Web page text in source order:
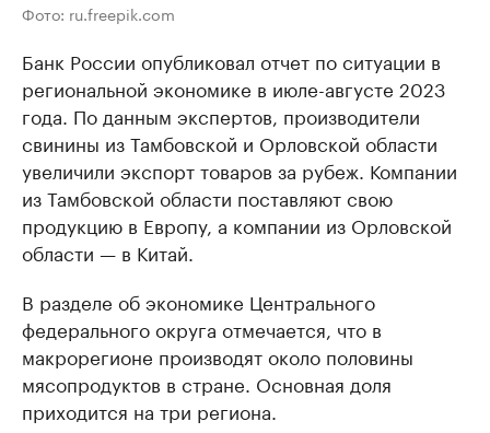
Фото: ru.freepik.com
Банк России опубликовал отчет по ситуации в
региональной экономике в июле-августе 2023
года. По данным экспертов, производители
свинины из Тамбовской и Орловской области
увеличили экспорт товаров за рубеж. Компании
из Тамбовской области поставляют свою
продукцию в Европу, а компании из Орловской
области — в Китай.
В разделе об экономике Центрального
федерального округа отмечается, что в
макрорегионе производят около половины
мясопродуктов в стране. Основная доля
приходится на три региона.